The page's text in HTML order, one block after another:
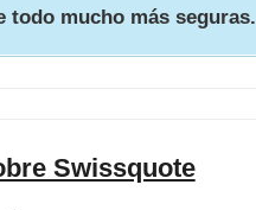
todo mucho más seguras.
Swissquote